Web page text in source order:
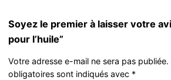
Soyez le premier à laisser votre
pour l’huile”
Votre adresse e-mail ne sera pas publiée.
obligatoires sont indiqués avec *